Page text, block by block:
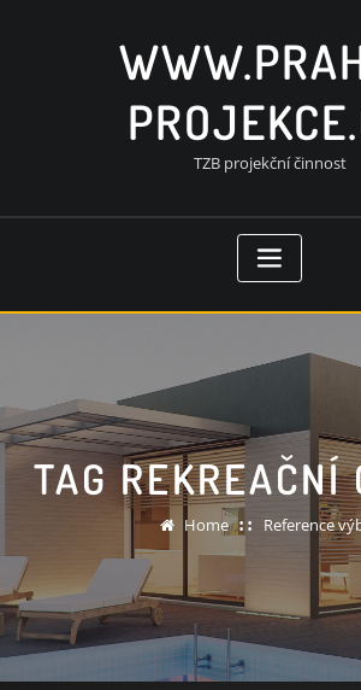
TZB projekční činnost
TAG REKREAČNÍ
Home Reference